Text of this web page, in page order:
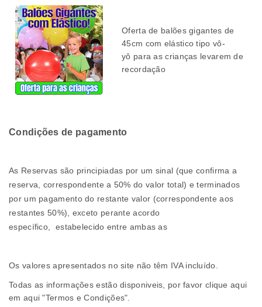
Oferta de balões gigantes de
45cm com elástico tipo vô-
yô para as crianças levarem de
recordação
Condições de pagamento
As Reservas são principiadas por um sinal (que confirma a
reserva, correspondente a 50% do valor total) e terminados
por um pagamento do restante valor (correspondente aos
restantes 50%), exceto perante acordo
específico, estabelecido entre ambas as
Os valores apresentados no site não têm IVA incluído.
Todas as informações estão disponiveis, por favor clique aqui
em aqui "Termos e Condições".